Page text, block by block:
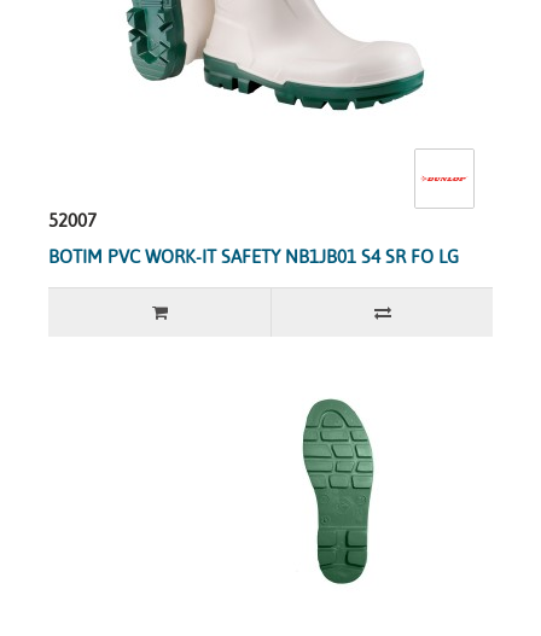
52007
BOTIM PVC WORK-IT SAFETY NB1JB01 S4 SR FO LG